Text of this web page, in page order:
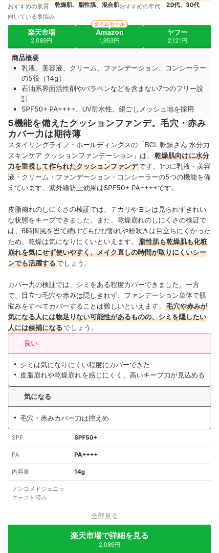
おすすめの肌質 乾燥肌、脂性肌、混合肌おすすめの年代
20代、30代
向いている肌悩み
楽天市場
2,089円
Amazon
1,953円
タイムセール
ヤフー
2,121円
商品概要
乳液、美容液、クリーム、ファンデーション、コンシーラー
の5役（14g）
石油系界面活性剤やパラベンなどを含まない7つのフリー設
計
SPF50+ PA++++、UV耐水性、絹ごしメッシュ地を採用
5機能を備えたクッションファンデ。毛穴・赤み
カバー力は期待薄
スタイリングライフ・ホールディングスの「BCL 乾燥さん 水分力
スキンケア クッションファンデーション」は、
乾燥肌向けに水分
力を重視して作られたクッションファンデです。1つに乳液・美容
液・クリーム・ファンデーション・コンシーラーの5つの機能を備
えています。紫外線防止効果はSPF50+ PA++++です。
皮脂崩れのしにくさの検証では、テカリやヨレは見られずきれい
な状態をキープできました。また、乾燥崩れのしにくさの検証で
は、6時間風を当て続けてもひび割れや粉吹きは目立ちにくかった
ため、乾燥は気になりにくいといえます。
脂性肌も乾燥肌も化粧
崩れを気にせず使いやすく、メイク直しの時間が取りにくいシー
ンでも活躍するでしょう。
カバー力の検証では、シミをある程度カバーできました。一方
で、目立つ毛穴や赤みは隠しきれず、ファンデーション単体で肌
悩みをすべてカバーすることは難しいといえます。
毛穴や赤みが
気になる人には物足りない可能性があるものの、シミを隠したい
人には候補になるでしょう。
良い
シミは気になりにくい程度にカバーできた
皮脂崩れや乾燥崩れを感じにくく、高いキープ力が見込める
気になる
毛穴・赤みカバー力は控えめ
SPF SPF50+
PA PA++++
内容量 14g
ノンコメドジェニッ
クテスト済み
全部見る
楽天市場で詳細を見る
2,089円